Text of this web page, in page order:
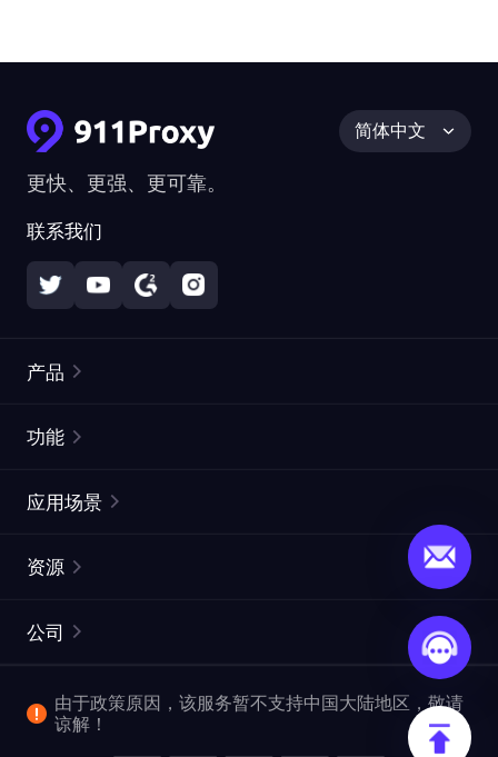
更快、更强、更可靠。
联系我们
简体中文
产品
静态住宅代理
网页抓取 API
视频下载 API
功能
ISP代理
ProxySite
应用场景
市场研究
爬行和索引
资源
常见问题解答
位置
公司
企业服务
由于政策原因，该服务暂不支持中国大陆地区，敬请
谅解！